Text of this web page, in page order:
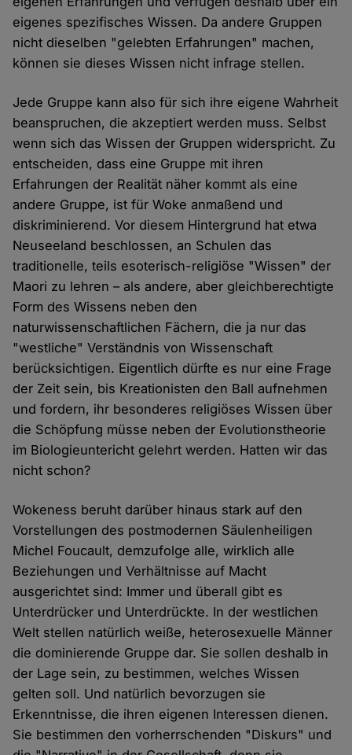
eigenes spezifisches Wissen. Da andere Gruppen
nicht dieselben "gelebten Erfahrungen" machen,
können sie dieses Wissen nicht infrage stellen.
Jede Gruppe kann also für sich ihre eigene Wahrheit
beanspruchen, die akzeptiert werden muss. Selbst
wenn sich das Wissen der Gruppen widerspricht. Zu
entscheiden, dass eine Gruppe mit ihren
Erfahrungen der Realität näher kommt als eine
andere Gruppe, ist für Woke anmaßend und
diskriminierend. Vor diesem Hintergrund hat etwa
Neuseeland beschlossen, an Schulen das
traditionelle, teils esoterisch-religiöse "Wissen" der
Maori zu lehren – als andere, aber gleichberechtigte
Form des Wissens neben den
naturwissenschaftlichen Fächern, die ja nur das
"westliche" Verständnis von Wissenschaft
berücksichtigen. Eigentlich dürfte es nur eine Frage
der Zeit sein, bis Kreationisten den Ball aufnehmen
und fordern, ihr besonderes religiöses Wissen über
die Schöpfung müsse neben der Evolutionstheorie
im Biologieuntericht gelehrt werden. Hatten wir das
nicht schon?
Wokeness beruht darüber hinaus stark auf den
Vorstellungen des postmodernen Säulenheiligen
Michel Foucault, demzufolge alle, wirklich alle
Beziehungen und Verhältnisse auf Macht
ausgerichtet sind: Immer und überall gibt es
Unterdrücker und Unterdrückte. In der westlichen
Welt stellen natürlich weiße, heterosexuelle Männer
die dominierende Gruppe dar. Sie sollen deshalb in
der Lage sein, zu bestimmen, welches Wissen
gelten soll. Und natürlich bevorzugen sie
Erkenntnisse, die ihren eigenen Interessen dienen.
Sie bestimmen den vorherrschenden "Diskurs" und